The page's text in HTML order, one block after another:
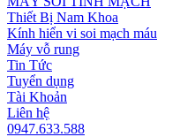
Thiết Bị Nam Khoa
Kính hiển vi soi mạch máu
Máy vỗ rung
Tin Tức
Tuyển dụng
Tài Khoản
Liên hệ
0947.633.588